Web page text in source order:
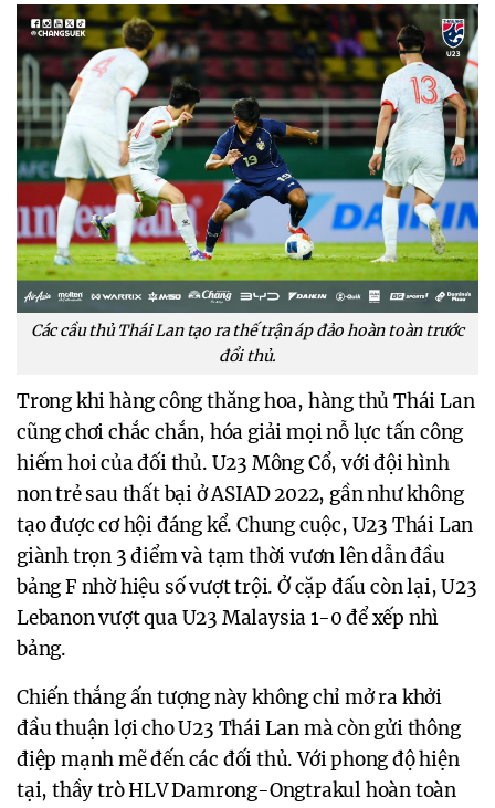
Các cầu thủ Thái Lan tạo ra thế trận áp đảo hoàn toàn trước
đổi thủ.
Trong khi hàng công thăng hoa, hàng thủ Thái Lan
cũng chơi chắc chắn, hóa giải mọi nỗ lực tấn công
hiếm hoi của đối thủ. U23 Mông Cổ, với đội hình
non trẻ sau thất bại ở ASIAD 2022, gần như không
tạo được cơ hội đáng kể. Chung cuộc, U23 Thái Lan
giành trọn 3 điểm và tạm thời vươn lên dẫn đầu
bảng F nhờ hiệu số vượt trội. Ở cặp đấu còn lại, U23
Lebanon vượt qua U23 Malaysia 1-0 để xếp nhì
bảng.
Chiến thắng ấn tượng này không chỉ mở ra khởi
đầu thuận lợi cho U23 Thái Lan mà còn gửi thông
điệp mạnh mẽ đến các đối thủ. Với phong độ hiện
tại, thầy trò HLV Damrong-Ongtrakul hoàn toàn